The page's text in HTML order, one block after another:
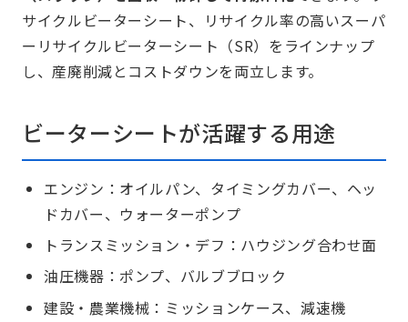
サイクルビーターシート、リサイクル率の高いスーパ
ーリサイクルビーターシート（SR）をラインナップ
し、産廃削減とコストダウンを両立します。
ビーターシートが活躍する用途
エンジン：オイルパン、タイミングカバー、ヘッ
ドカバー、ウォーターポンプ
トランスミッション・デフ：ハウジング合わせ面
油圧機器：ポンプ、バルブブロック
建設・農業機械：ミッションケース、減速機